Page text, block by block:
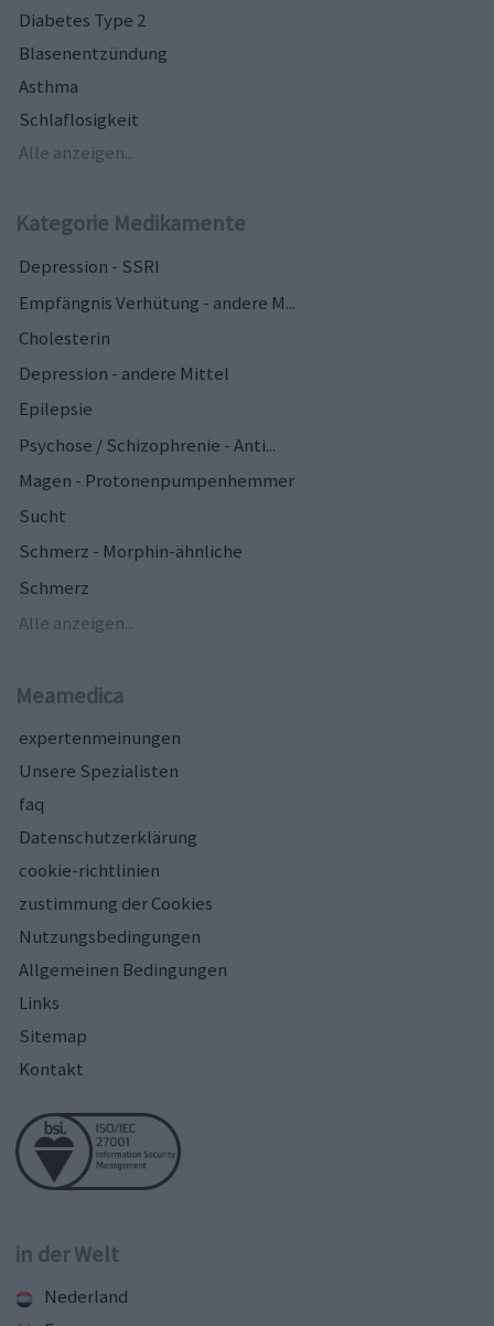
Diabetes Type 2
Blasenentzündung
Asthma
Schlaflosigkeit
Alle anzeigen...
Kategorie Medikamente
Depression - SSRI
Empfängnis Verhütung - andere M...
Cholesterin
Depression - andere Mittel
Epilepsie
Psychose / Schizophrenie - Anti...
Magen - Protonenpumpenhemmer
Sucht
Schmerz - Morphin-ähnliche
Schmerz
Alle anzeigen...
Meamedica
expertenmeinungen
Unsere Spezialisten
faq
Datenschutzerklärung
cookie-richtlinien
zustimmung der Cookies
Nutzungsbedingungen
Allgemeinen Bedingungen
Links
Sitemap
Kontakt
in der Welt
Nederland